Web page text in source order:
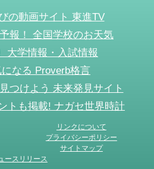
の動画サイト 東進TV
報！ 全国学校のお天気
大学情報・入試情報
なる Proverb格言
つけよう 未来発見サイト
トも掲載! ナガセ世界時計
リンクについて
プライバシーポリシー
サイトマップ
ースリリース